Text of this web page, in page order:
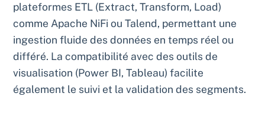
plateformes ETL (Extract, Transform, Load)
comme Apache NiFi ou Talend, permettant une
ingestion fluide des données en temps réel ou
différé. La compatibilité avec des outils de
visualisation (Power BI, Tableau) facilite
également le suivi et la validation des segments.